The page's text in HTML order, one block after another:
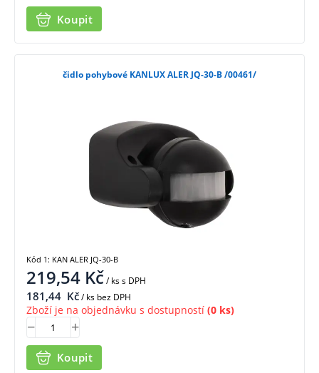
Koupit
čidlo pohybové KANLUX ALER JQ-30-B /00461/
219,54 Kč/ kss DPH
181,44 Kč/ ks bez DPH
Zboží je na objednávku s dostupností (0 ks)
Koupit
Kód 1: KAN ALER JQ-30-B